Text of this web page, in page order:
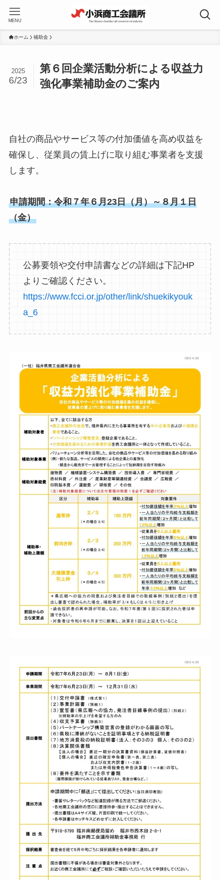
MENU
ホーム 補助金
第６回企業活動分析による収益力
強化事業補助金のご案内
2025
6/23
自社の商品やサービス等の付加価値を高め収益を
確保し、従業員の賃上げに取り組む事業者を支援
します。
申請期間：令和７年６月23日（月）～８月１日
（金）
公募要領や交付申請書などの詳細は下記HP
よりご確認ください。
https://www.fcci.or.jp/other/link/shuekikyouk
a_6